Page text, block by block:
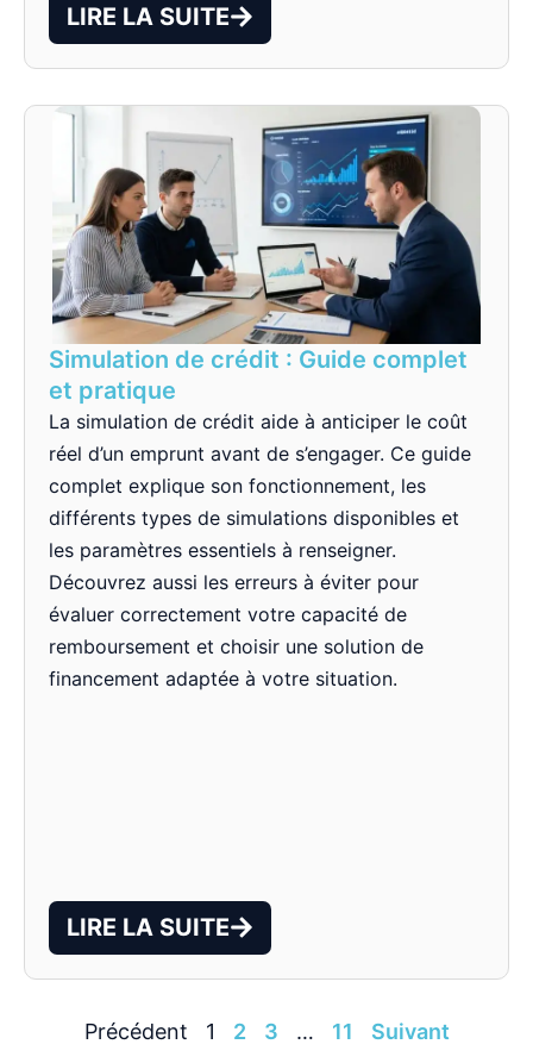
LIRE LA SUITE
Simulation de crédit : Guide complet
et pratique
La simulation de crédit aide à anticiper le coût
réel d’un emprunt avant de s’engager. Ce guide
complet explique son fonctionnement, les
différents types de simulations disponibles et
les paramètres essentiels à renseigner.
Découvrez aussi les erreurs à éviter pour
évaluer correctement votre capacité de
remboursement et choisir une solution de
financement adaptée à votre situation.
LIRE LA SUITE
Précédent 1 2 3 … 11 Suivant